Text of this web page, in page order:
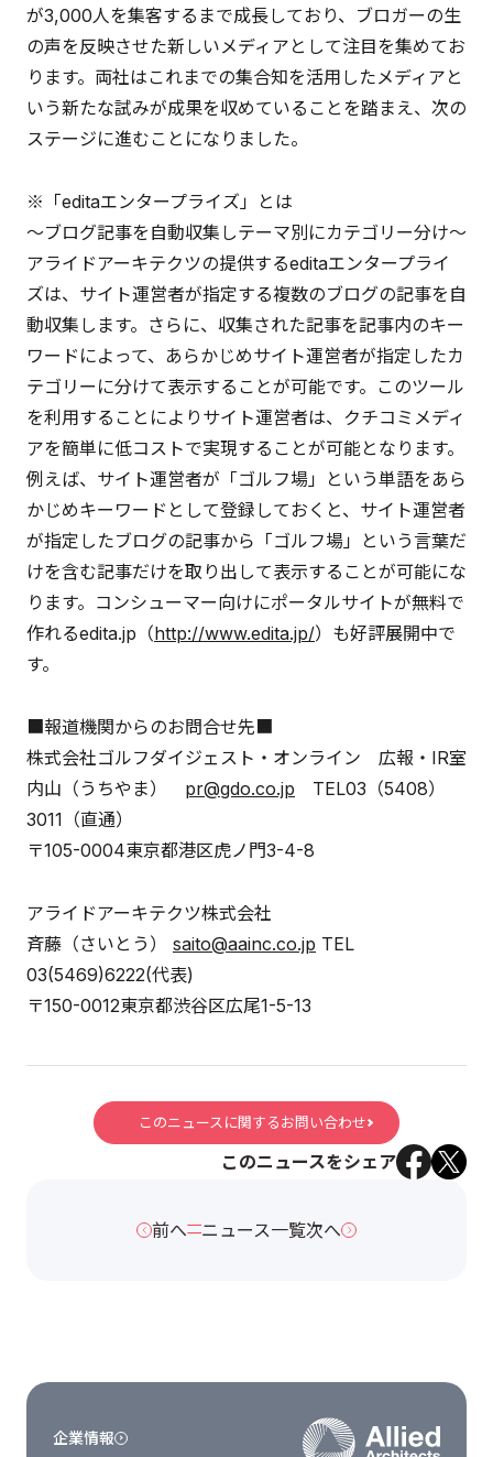
が3,000人を集客するまで成長しており、ブロガーの生
の声を反映させた新しいメディアとして注目を集めてお
ります。両社はこれまでの集合知を活用したメディアと
いう新たな試みが成果を収めていることを踏まえ、次の
ステージに進むことになりました。
※「editaエンタープライズ」とは
～ブログ記事を自動収集しテーマ別にカテゴリー分け～
アライドアーキテクツの提供するeditaエンタープライ
ズは、サイト運営者が指定する複数のブログの記事を自
動収集します。さらに、収集された記事を記事内のキー
ワードによって、あらかじめサイト運営者が指定したカ
テゴリーに分けて表示することが可能です。このツール
を利用することによりサイト運営者は、クチコミメディ
アを簡単に低コストで実現することが可能となります。
例えば、サイト運営者が「ゴルフ場」という単語をあら
かじめキーワードとして登録しておくと、サイト運営者
が指定したブログの記事から「ゴルフ場」という言葉だ
けを含む記事だけを取り出して表示することが可能にな
ります。コンシューマー向けにポータルサイトが無料で
作れるedita.jp（http://www.edita.jp/）も好評展開中で
す。
■報道機関からのお問合せ先■
株式会社ゴルフダイジェスト・オンライン 広報・IR室
内山（うちやま） pr@gdo.co.jp TEL03（5408）
3011（直通）
〒105-0004東京都港区虎ノ門3-4-8
アライドアーキテクツ株式会社
斉藤（さいとう） saito@aainc.co.jp TEL
03(5469)6222(代表)
〒150-0012東京都渋谷区広尾1-5-13
このニュースに関するお問い合わせ
このニュースをシェア
前へ ニュース一覧次へ
企業情報